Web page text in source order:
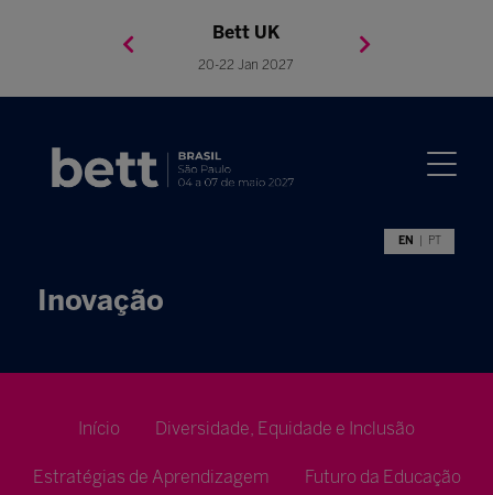
Bett UK
20-22 Jan 2027
Bett Brasil
05-08 Mai 2026
Bett Asia
23-24 Setembro 2026
Bett USA
8-10 November 2027
EN PT
Inovação
Início Diversidade, Equidade e Inclusão
Estratégias de Aprendizagem Futuro da Educação